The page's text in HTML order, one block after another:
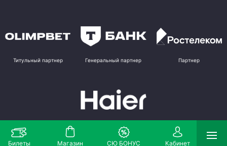
Билеты Магазин СЮ БОНУС Кабинет
Титульный партнер Генеральный партнер Партнер